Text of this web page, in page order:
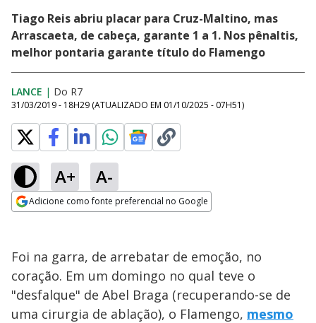
Tiago Reis abriu placar para Cruz-Maltino, mas
Arrascaeta, de cabeça, garante 1 a 1. Nos pênaltis,
melhor pontaria garante título do Flamengo
LANCE | Do R7
31/03/2019 - 18H29 (ATUALIZADO EM 01/10/2025 - 07H51)
A+ A-
Adicione como fonte preferencial no Google
Foi na garra, de arrebatar de emoção, no
coração. Em um domingo no qual teve o
"desfalque" de Abel Braga (recuperando-se de
uma cirurgia de ablação), o Flamengo, mesmo